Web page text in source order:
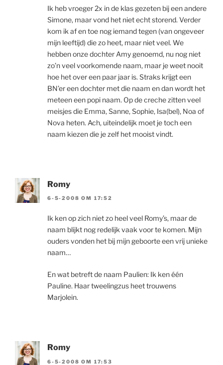
Ik heb vroeger 2x in de klas gezeten bij een andere
Simone, maar vond het niet echt storend. Verder
kom ik af en toe nog iemand tegen (van ongeveer
mijn leeftijd) die zo heet, maar niet veel. We
hebben onze dochter Amy genoemd, nu nog niet
zo’n veel voorkomende naam, maar je weet nooit
hoe het over een paar jaar is. Straks krijgt een
BN’er een dochter met die naam en dan wordt het
meteen een popi naam. Op de creche zitten veel
meisjes die Emma, Sanne, Sophie, Isa(bel), Noa of
Nova heten. Ach, uiteindelijk moet je toch een
naam kiezen die je zelf het mooist vindt.
Romy
6-5-2008 OM 17:52
Ik ken op zich niet zo heel veel Romy’s, maar de
naam blijkt nog redelijk vaak voor te komen. Mijn
ouders vonden het bij mijn geboorte een vrij unieke
naam…
En wat betreft de naam Paulien: Ik ken één
Pauline. Haar tweelingzus heet trouwens
Marjolein.
Romy
6-5-2008 OM 17:53